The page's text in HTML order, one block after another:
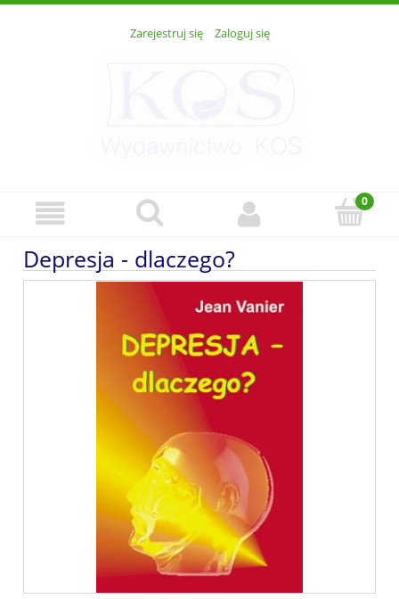
Zarejestruj się Zaloguj się
Depresja - dlaczego?